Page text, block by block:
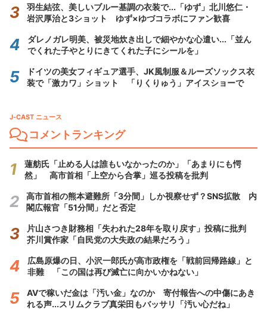
羽生結弦、美しいブルー基調の衣装で...「ゆず」北川悠仁・
岩沢厚治と3ショット ゆず×ゆづコラボにファン歓喜
ダレノガレ明美、被災地炊き出しで細やかな心遣い...「並ん
でくれた子やとりにきてくれた子にシールを」
ドイツの美女フィギュア選手、JK風制服＆ルーズソックス衣
装で「激カワ」ショット 「りくりゅう」アイスショーで
J-CAST ニュース
コメントランキング
蓮舫氏「止める人は誰もいなかったのか」「あまりにも愕
然」 高市首相「上空から合掌」巡る投稿を批判
高市首相の熊本避難所「3分間」しか視察せず？SNS拡散 内
閣広報官「51分間」だと否定
片山さつき財務相「失われた28年を取り戻す」投稿に批判
芥川賞作家「自民党の大失政の結果だろう」
広島原爆の日、小沢一郎氏が高市政権を「戦前回帰路線」と
非難 「この国は再び滅亡に向かいかねない」
AVで稼いだ金は「汚い金」なのか 寄付報告への中傷にあき
れる声...スリムクラブ真栄田もバッサリ「汚い心だね」